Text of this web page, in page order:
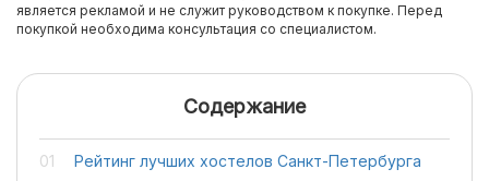
является рекламой и не служит руководством к покупке. Перед
покупкой необходима консультация со специалистом.
Содержание
Рейтинг лучших хостелов Санкт-Петербурга